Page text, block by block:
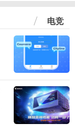
电竞